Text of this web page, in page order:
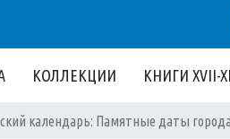
КОЛЛЕКЦИИ КНИГИ XVII-
календарь: Памятные даты города